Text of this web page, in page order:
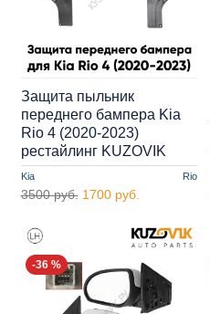
Kia Rio
Защита пыльник
переднего бампера Kia
Rio 4 (2020-2023)
рестайлинг KUZOVIK
3500 руб. 1700 руб.
-36 %